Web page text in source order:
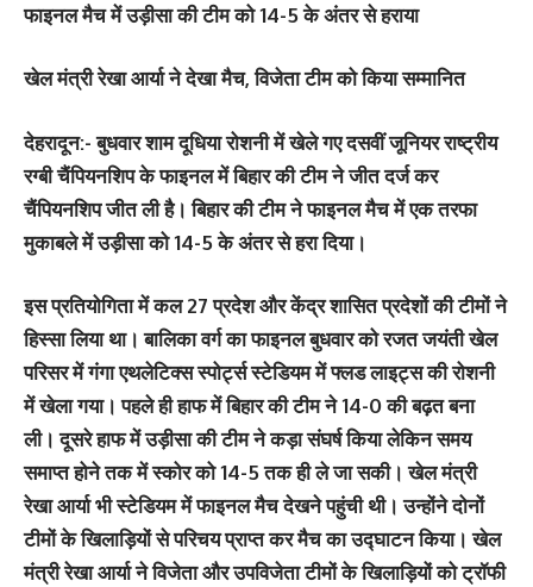
फाइनल मैच में उड़ीसा की टीम को 14-5 के अंतर से हराया
खेल मंत्री रेखा आर्या ने देखा मैच, विजेता टीम को किया सम्मानित
देहरादून:- बुधवार शाम दूधिया रोशनी में खेले गए दसवीं जूनियर राष्ट्रीय
रग्बी चैंपियनशिप के फाइनल में बिहार की टीम ने जीत दर्ज कर
चैंपियनशिप जीत ली है। बिहार की टीम ने फाइनल मैच में एक तरफा
मुकाबले में उड़ीसा को 14-5 के अंतर से हरा दिया।
इस प्रतियोगिता में कल 27 प्रदेश और केंद्र शासित प्रदेशों की टीमों ने
हिस्सा लिया था। बालिका वर्ग का फाइनल बुधवार को रजत जयंती खेल
परिसर में गंगा एथलेटिक्स स्पोर्ट्स स्टेडियम में फ्लड लाइट्स की रोशनी
में खेला गया। पहले ही हाफ में बिहार की टीम ने 14-0 की बढ़त बना
ली। दूसरे हाफ में उड़ीसा की टीम ने कड़ा संघर्ष किया लेकिन समय
समाप्त होने तक में स्कोर को 14-5 तक ही ले जा सकी। खेल मंत्री
रेखा आर्या भी स्टेडियम में फाइनल मैच देखने पहुंची थी। उन्होंने दोनों
टीमों के खिलाड़ियों से परिचय प्राप्त कर मैच का उद्घाटन किया। खेल
मंत्री रेखा आर्या ने विजेता और उपविजेता टीमों के खिलाड़ियों को ट्रॉफी